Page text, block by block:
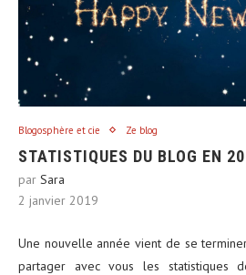
Blogosphère et cie Ze blog
STATISTIQUES DU BLOG EN
par Sara
2 janvier 2019
Une nouvelle année vient de se
partager avec vous les statistiques